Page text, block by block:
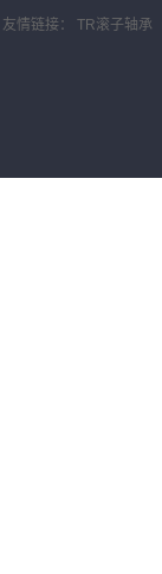
友情链接： TR滚子轴承